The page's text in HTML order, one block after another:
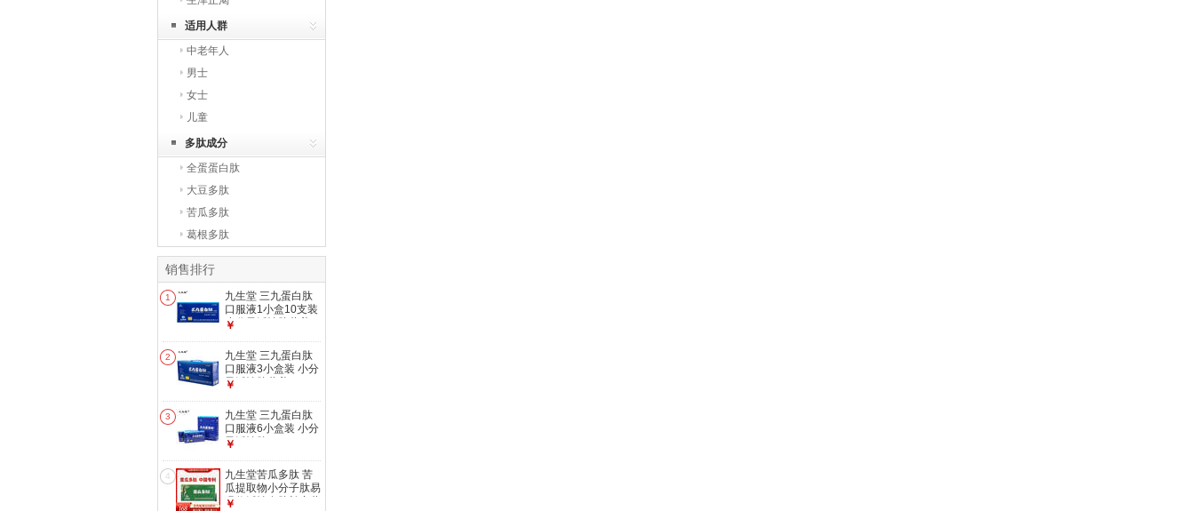
适用人群
中老年人
男士
女士
儿童
多肽成分
全蛋蛋白肽
大豆多肽
苦瓜多肽
葛根多肽
销售排行
1
九生堂 三九蛋白肽
口服液1小盒10支装
小分子活性肽营养
￥
2
九生堂 三九蛋白肽
口服液3小盒装 小分
子活性肽营养
￥
3
九生堂 三九蛋白肽
口服液6小盒装 小分
子活性肽
￥
4
九生堂苦瓜多肽 苦
瓜提取物小分子肽易
吸收活性多肽补充营
￥